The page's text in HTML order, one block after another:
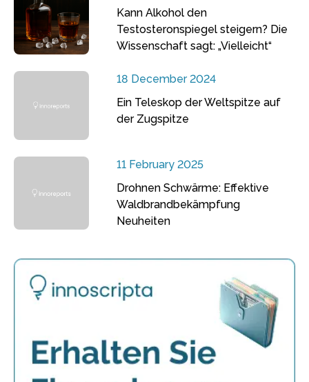
Kann Alkohol den
Testosteronspiegel steigern? Die
Wissenschaft sagt: „Vielleicht“
18 December 2024
Ein Teleskop der Weltspitze auf
der Zugspitze
11 February 2025
Drohnen Schwärme: Effektive
Waldbrandbekämpfung
Neuheiten